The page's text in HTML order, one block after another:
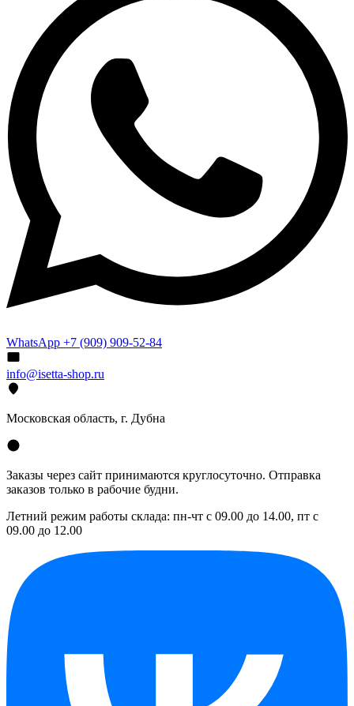
WhatsApp +7 (909) 909-52-84
info@isetta-shop.ru
Московская область, г. Дубна
Заказы через сайт принимаются круглосуточно. Отправка
заказов только в рабочие будни.
Летний режим работы склада: пн-чт с 09.00 до 14.00, пт с
09.00 до 12.00